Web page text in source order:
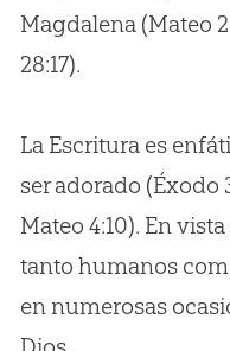
Magdalena (Mateo
28:17).
La Escritura es
ser adorado (Éxodo
Mateo 4:10). En
tanto humanos
en numerosas